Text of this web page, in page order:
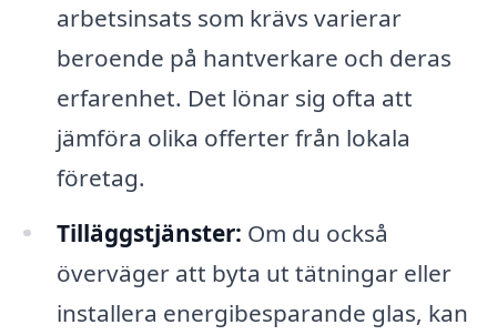
arbetsinsats som krävs varierar
beroende på hantverkare och deras
erfarenhet. Det lönar sig ofta att
jämföra olika offerter från lokala
företag.
Tilläggstjänster: Om du också
överväger att byta ut tätningar eller
installera energibesparande glas, kan